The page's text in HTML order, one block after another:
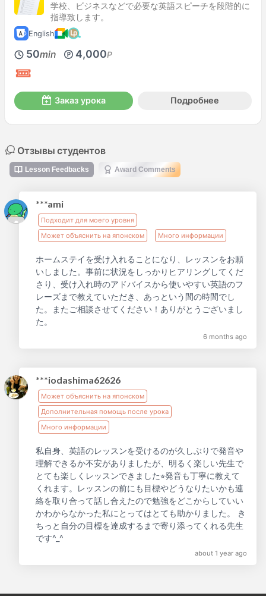
学校、ビジネスなどで必要な英語スピーチを段階的に
指導致します。
English
50min 4,000P
Заказ урока Подробнее
Отзывы студентов
Lesson Feedbacks Award Comments
***ami
Подходит для моего уровня
Может объяснить на японском
Много информации
ホームステイを受け入れることになり、レッスンをお願
いしました。事前に状況をしっかりヒアリングしてくだ
さり、受け入れ時のアドバイスから使いやすい英語のフ
レーズまで教えていただき、あっという間の時間でし
た。またご相談させてください！ありがとうございまし
た。
6 months ago
***iodashima62626
Может объяснить на японском
Дополнительная помощь после урока
Много информации
私自身、英語のレッスンを受けるのが久しぶりで発音や
理解できるか不安がありましたが、明るく楽しい先生で
とても楽しくレッスンできました⭐︎発音も丁寧に教えて
くれます。レッスンの前にも目標やどうなりたいかも連
絡を取り合って話し合えたので勉強をどこからしていい
かわからなかった私にとってはとても助かりました。 き
ちっと自分の目標を達成するまで寄り添ってくれる先生
です^_^
about 1 year ago